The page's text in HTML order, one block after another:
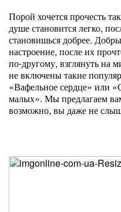
Порой хочется прочесть
душе становится легко,
становишься добрее.
настроение, после их
по-другому, взглянуть на
не включены такие
«Вафельное сердце» или
малых». Мы предлагаем
возможно, вы даже не